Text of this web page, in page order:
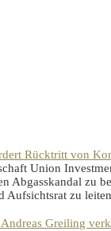
Rücktritt von
Union
Abgasskandal zu
Aufsichtsrat zu
Greiling